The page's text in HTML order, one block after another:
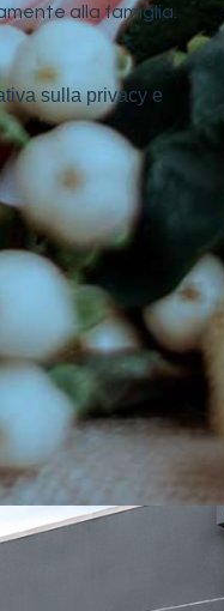
alla famiglia.
sulla privacy e